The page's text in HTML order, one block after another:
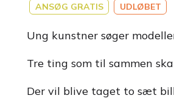
ANSØG GRATIS UDLØBET
Ung kunstner søger
Tre ting som til sammen
Der vil blive taget to sæt